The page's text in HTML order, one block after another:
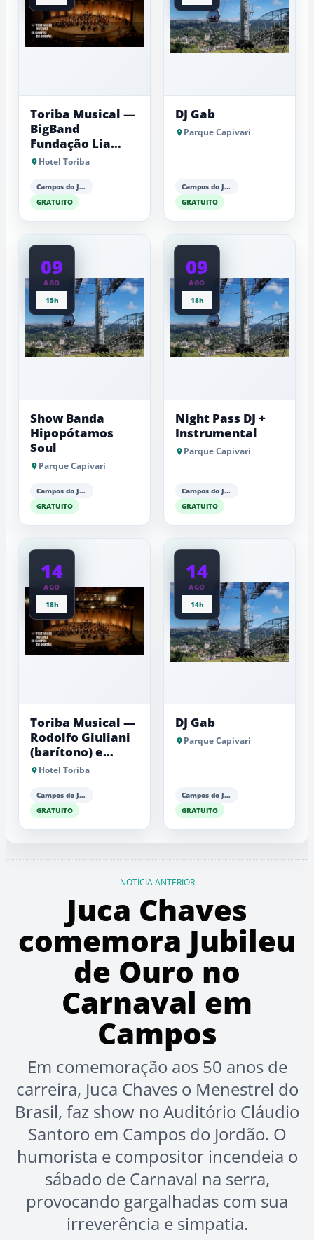
Toriba Musical —
BigBand
Fundação Lia
Maria Aguiar
Hotel Toriba
Campos do Jordão
GRATUITO
DJ Gab
Parque Capivari
Campos do Jordão
GRATUITO
09
AGO
15h
Show Banda
Hipopótamos
Soul
Parque Capivari
Campos do Jordão
GRATUITO
09
AGO
18h
Night Pass DJ +
Instrumental
Parque Capivari
Campos do Jordão
GRATUITO
14
AGO
18h
Toriba Musical —
Rodolfo Giuliani
(barítono) e
Antonio Luiz
Hotel Toriba
Campos do Jordão
GRATUITO
14
AGO
14h
DJ Gab
Parque Capivari
Campos do Jordão
GRATUITO
NOTÍCIA ANTERIOR
Juca Chaves
comemora Jubileu
de Ouro no
Carnaval em
Campos
Em comemoração aos 50 anos de
carreira, Juca Chaves o Menestrel do
Brasil, faz show no Auditório Cláudio
Santoro em Campos do Jordão. O
humorista e compositor incendeia o
sábado de Carnaval na serra,
provocando gargalhadas com sua
irreverência e simpatia.